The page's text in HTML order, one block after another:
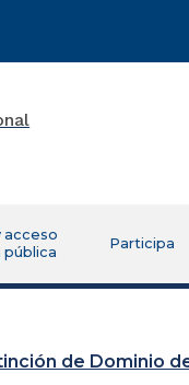
acceso
pública
Participa
de Dominio